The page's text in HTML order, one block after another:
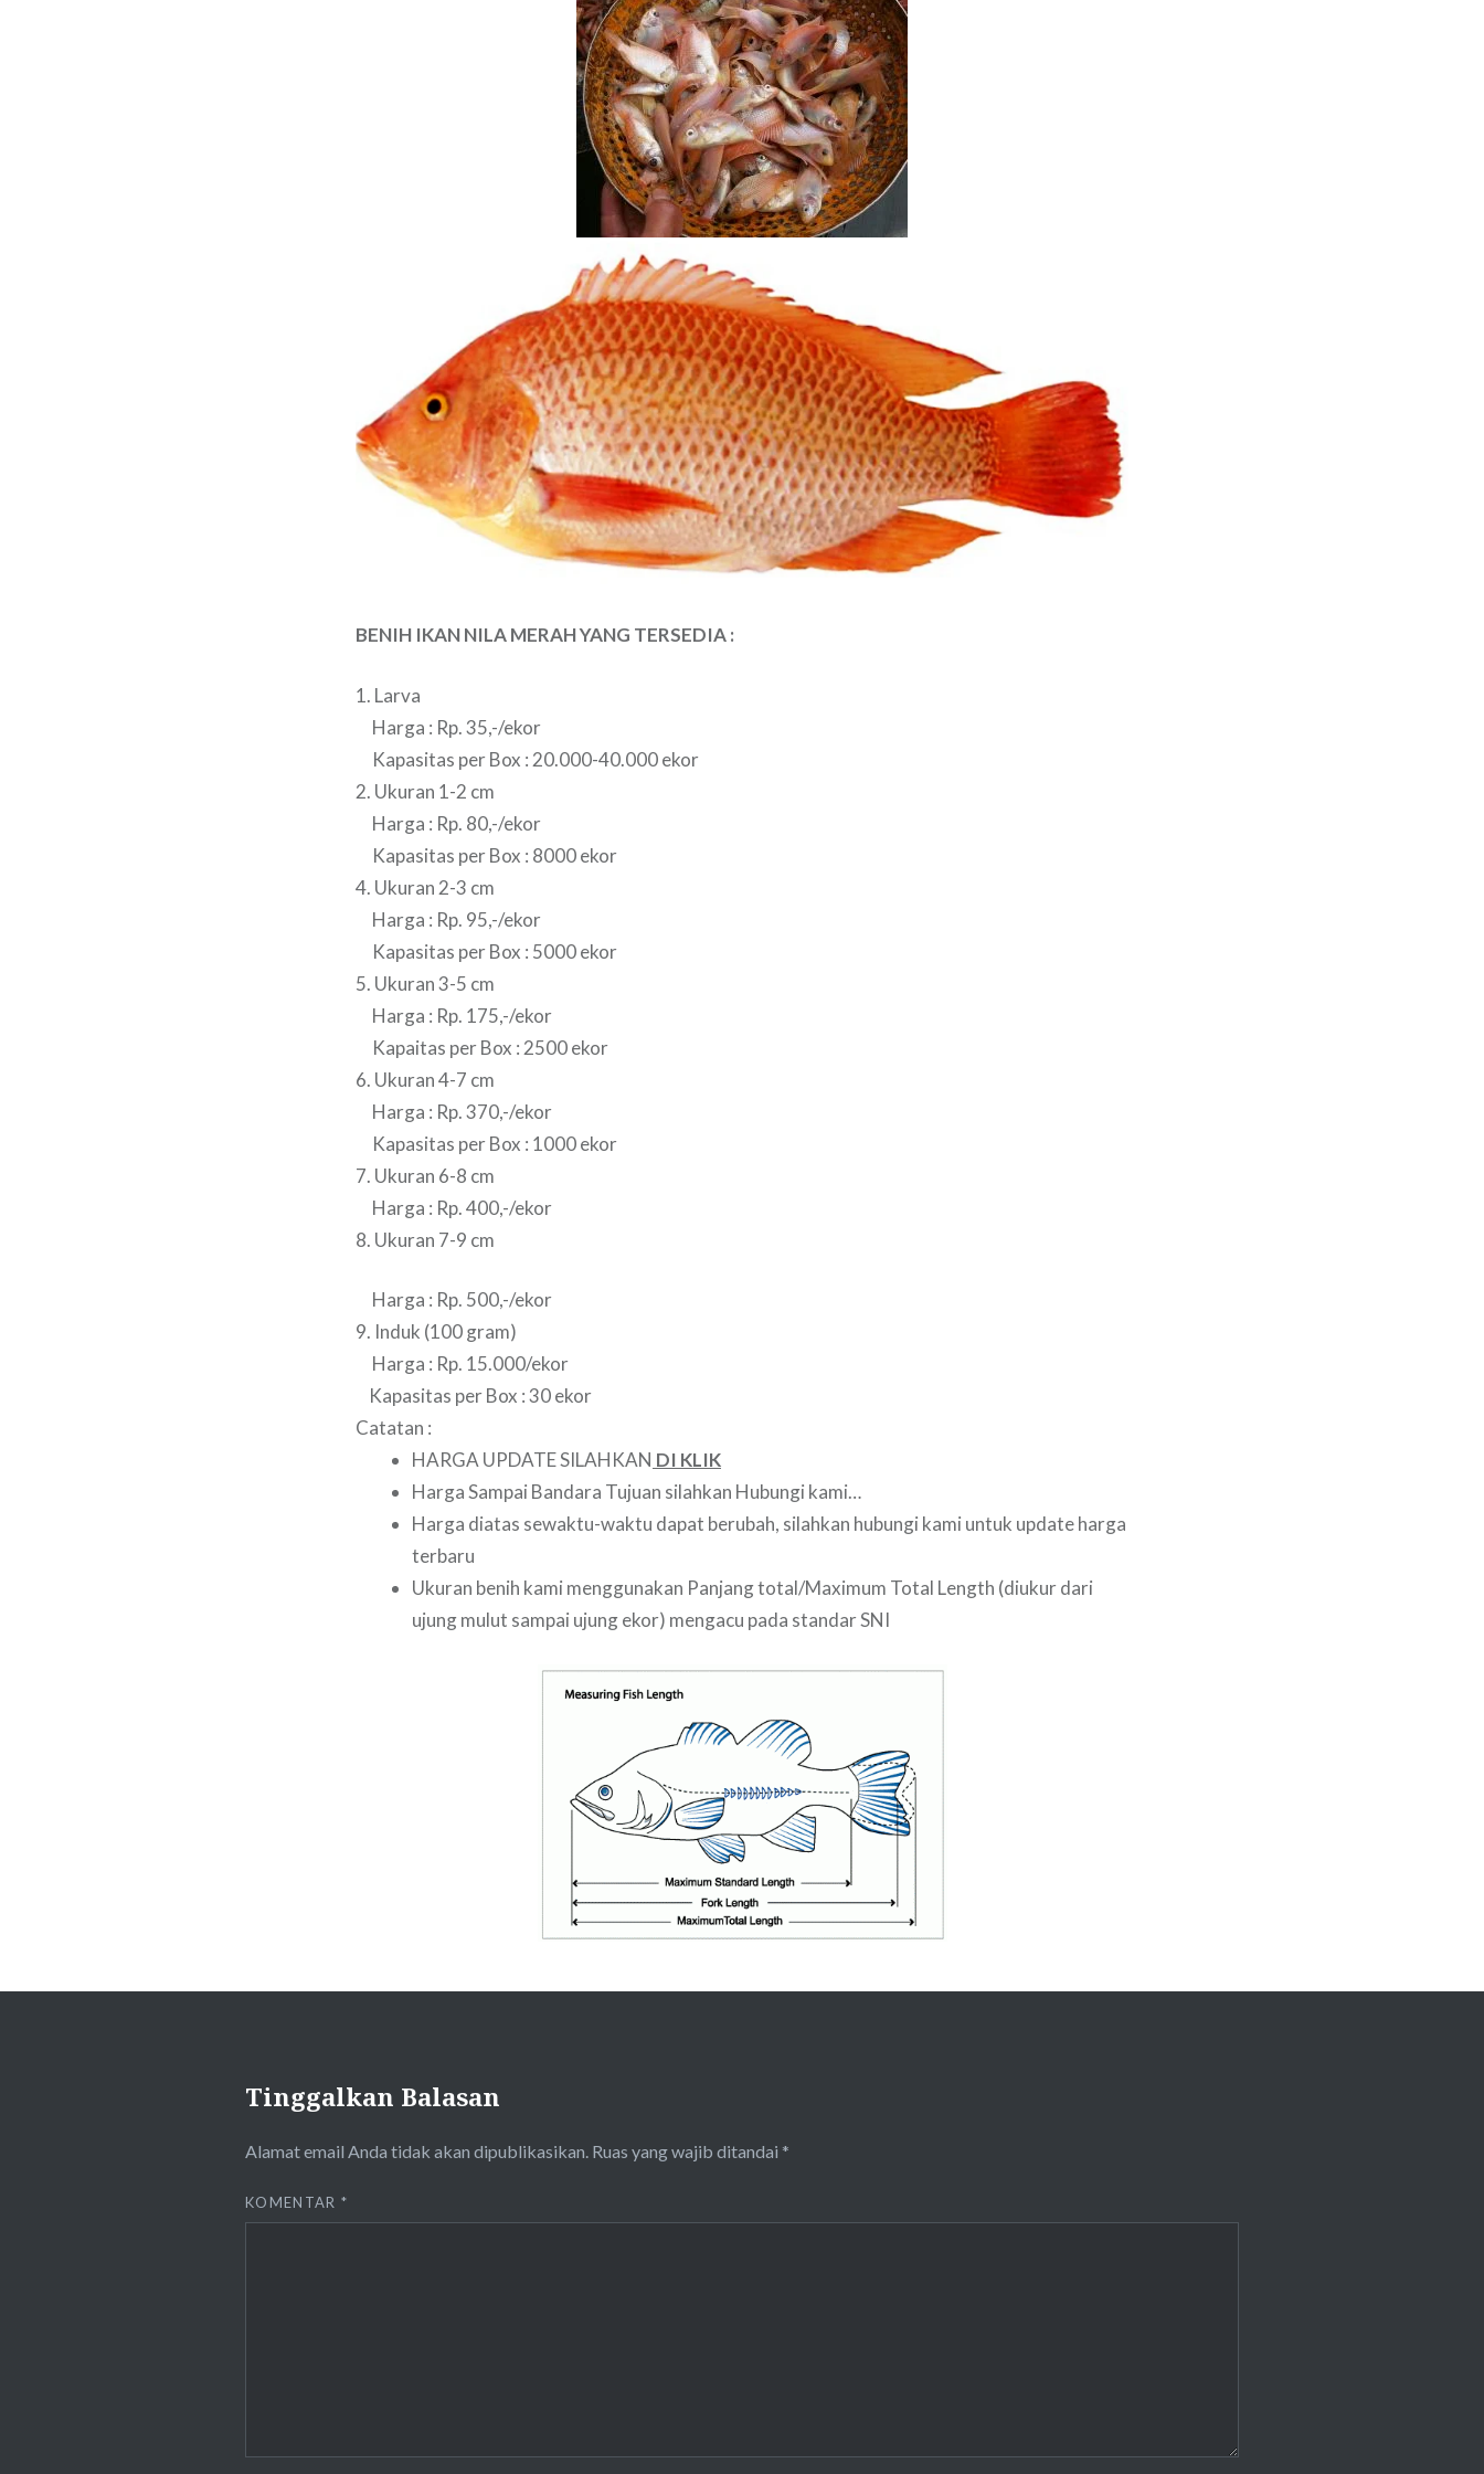
BENIH IKAN NILA MERAHYANG TERSEDIA:
1. Larva
Harga : Rp. 35,-/ekor
Kapasitas per Box : 20.000-40.000 ekor
2. Ukuran 1-2 cm
Harga : Rp. 80,-/ekor
Kapasitas per Box : 8000 ekor
4. Ukuran 2-3 cm
Harga : Rp. 95,-/ekor
Kapasitas per Box : 5000 ekor
5. Ukuran 3-5 cm
Harga : Rp. 175,-/ekor
Kapaitas per Box : 2500 ekor
6. Ukuran 4-7 cm
Harga : Rp. 370,-/ekor
Kapasitas per Box : 1000 ekor
7. Ukuran 6-8 cm
Harga : Rp. 400,-/ekor
8. Ukuran 7-9 cm
Harga : Rp. 500,-/ekor
9. Induk (100 gram)
Harga : Rp. 15.000/ekor
Kapasitas per Box : 30 ekor
Catatan :
HARGA UPDATE SILAHKAN DI KLIK
Harga Sampai Bandara Tujuan silahkan Hubungi kami…
Harga diatas sewaktu-waktu dapat berubah, silahkan hubungi kami untuk update harga
terbaru
Ukuran benih kami menggunakan Panjang total/Maximum Total Length (diukur dari
ujung mulut sampai ujung ekor) mengacu pada standar SNI
Tinggalkan Balasan
Alamat email Anda tidak akan dipublikasikan. Ruas yang wajib ditandai *
KOMENTAR *